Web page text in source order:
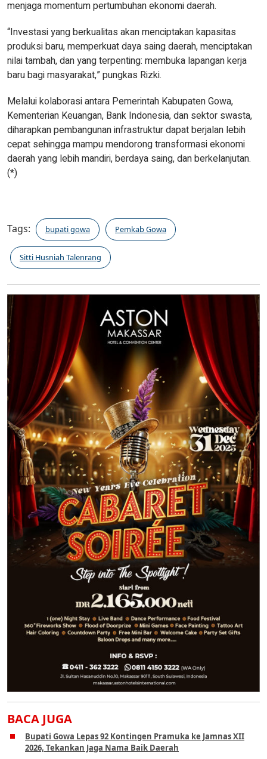
menjaga momentum pertumbuhan ekonomi daerah.
“Investasi yang berkualitas akan menciptakan kapasitas
produksi baru, memperkuat daya saing daerah, menciptakan
nilai tambah, dan yang terpenting: membuka lapangan kerja
baru bagi masyarakat,” pungkas Rizki.
Melalui kolaborasi antara Pemerintah Kabupaten Gowa,
Kementerian Keuangan, Bank Indonesia, dan sektor swasta,
diharapkan pembangunan infrastruktur dapat berjalan lebih
cepat sehingga mampu mendorong transformasi ekonomi
daerah yang lebih mandiri, berdaya saing, dan berkelanjutan.
(*)
Tags: bupati gowa Pemkab Gowa
Sitti Husniah Talenrang
BACA JUGA
Bupati Gowa Lepas 92 Kontingen Pramuka ke Jamnas XII
2026, Tekankan Jaga Nama Baik Daerah